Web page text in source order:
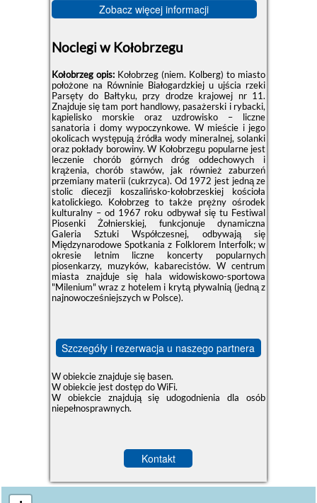
Zobacz więcej informacji
Noclegi w Kołobrzegu
Kołobrzeg opis: Kołobrzeg (niem. Kolberg) to miasto
położone na Równinie Białogardzkiej u ujścia rzeki
Parsęty do Bałtyku, przy drodze krajowej nr 11.
Znajduje się tam port handlowy, pasażerski i rybacki,
kąpielisko morskie oraz uzdrowisko – liczne
sanatoria i domy wypoczynkowe. W mieście i jego
okolicach występują źródła wody mineralnej, solanki
oraz pokłady borowiny. W Kołobrzegu popularne jest
leczenie chorób górnych dróg oddechowych i
krążenia, chorób stawów, jak również zaburzeń
przemiany materii (cukrzyca). Od 1972 jest jedną ze
stolic diecezji koszalińsko-kołobrzeskiej kościoła
katolickiego. Kołobrzeg to także prężny ośrodek
kulturalny – od 1967 roku odbywał się tu Festiwal
Piosenki Żołnierskiej, funkcjonuje dynamiczna
Galeria Sztuki Współczesnej, odbywają się
Międzynarodowe Spotkania z Folklorem Interfolk; w
okresie letnim liczne koncerty popularnych
piosenkarzy, muzyków, kabarecistów. W centrum
miasta znajduje się hala widowiskowo-sportowa
"Milenium" wraz z hotelem i krytą pływalnią (jedną z
najnowocześniejszych w Polsce).
Szczegóły i rezerwacja u naszego partnera
W obiekcie znajduje się basen.
W obiekcie jest dostęp do WiFi.
W obiekcie znajdują się udogodnienia dla osób
niepełnosprawnych.
Kontakt